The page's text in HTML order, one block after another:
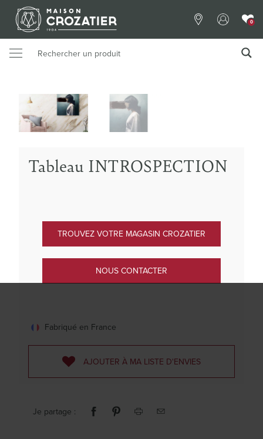
0
Tableau INTROSPECTION
TROUVEZ VOTRE MAGASIN CROZATIER
NOUS CONTACTER
Fabriqué en France
AJOUTER À MA LISTE D'ENVIES
Je partage :